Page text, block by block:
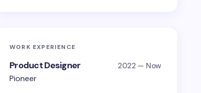
WORK EXPERIENCE
Product Designer 2022 — Now
Pioneer